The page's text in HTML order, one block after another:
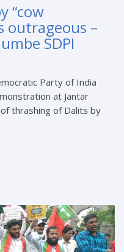
“cow
outrageous –
SDPI
Party of India
at Jantar
thrashing of Dalits by